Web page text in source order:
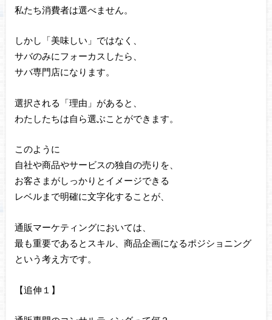
私たち消費者は選べません。
しかし「美味しい」ではなく、
サバのみにフォーカスしたら、
サバ専門店になります。
選択される「理由」があると、
わたしたちは自ら選ぶことができます。
このように
自社や商品やサービスの独自の売りを、
お客さまがしっかりとイメージできる
レベルまで明確に文字化することが、
通販マーケティングにおいては、
最も重要であるとスキル、商品企画になるポジショニング
という考え方です。
【追伸１】